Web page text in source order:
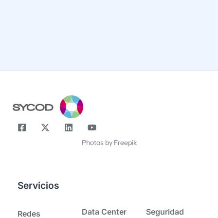
Photos by Freepik
Servicios
Redes Data Center
Seguridad